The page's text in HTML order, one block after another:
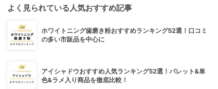
よく見られている人気おすすめ記事
ホワイトニング歯磨き粉おすすめランキング52選！口コミ
の多い市販品を中心に
アイシャドウおすすめ人気ランキング52選！パレット&単
色&ラメ入り商品を徹底比較！